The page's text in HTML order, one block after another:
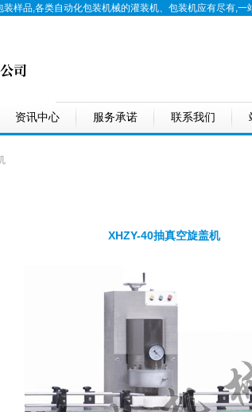
样品,各类自动化包装机械的灌装机、 包装机应有尽有,一
资讯中心 服务承诺 联系我们
XHZY-40抽真空旋盖机